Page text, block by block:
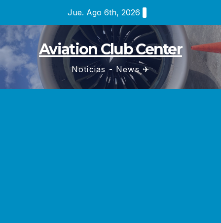
contenido
Jue. Ago 6th, 2026
Aviation Club Center
Noticias - News ✈